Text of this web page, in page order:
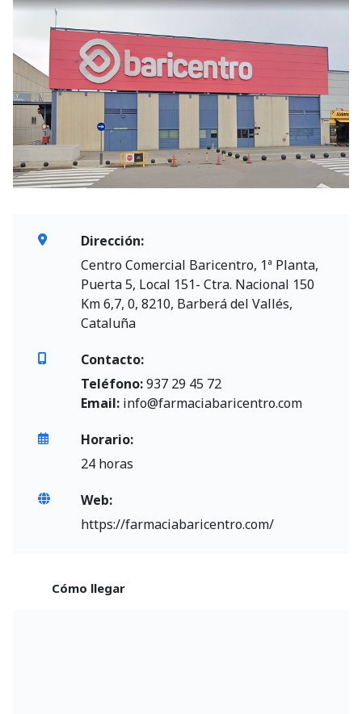
Dirección:
Centro Comercial Baricentro, 1ª Planta,
Puerta 5, Local 151- Ctra. Nacional 150
Km 6,7, 0, 8210, Barberá del Vallés,
Cataluña
Contacto:
Teléfono:937 29 45 72
Email: info@farmaciabaricentro.com
Horario:
24 horas
Web:
https://farmaciabaricentro.com/
Cómo llegar